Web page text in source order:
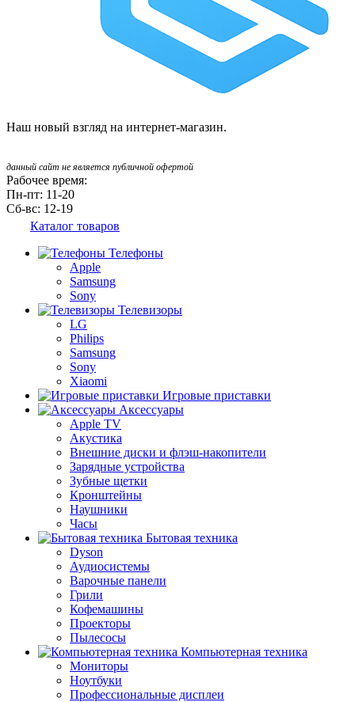
Наш новый взгляд на интернет-магазин.
данный сайт не является публичной офертой
Рабочее время:
Пн-пт: 11-20
Сб-вс: 12-19
Каталог товаров
Телефоны
Apple
Samsung
Sony
Телевизоры
LG
Philips
Samsung
Sony
Xiaomi
Игровые приставки
Аксессуары
Apple TV
Акустика
Внешние диски и флэш-накопители
Зарядные устройства
Зубные щетки
Кронштейны
Наушники
Часы
Бытовая техника
Dyson
Аудиосистемы
Варочные панели
Грили
Кофемашины
Проекторы
Пылесосы
Компьютерная техника
Мониторы
Ноутбуки
Профессиональные дисплеи